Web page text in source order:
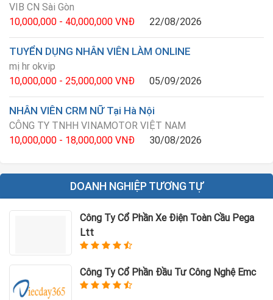
VIB CN Sài Gòn
10,000,000 - 40,000,000 VNĐ
22/08/2026
TUYỂN DỤNG NHÂN VIÊN LÀM ONLINE
mị hr okvip
10,000,000 - 25,000,000 VNĐ
05/09/2026
NHÂN VIÊN CRM NỮ Tại Hà Nội
CÔNG TY TNHH VINAMOTOR VIỆT NAM
10,000,000 - 18,000,000 VNĐ
30/08/2026
DOANH NGHIỆP TƯƠNG TỰ
Công Ty Cổ Phần Xe Điện Toàn Cầu Pega
Ltt
Công Ty Cổ Phần Đầu Tư Công Nghệ Emc